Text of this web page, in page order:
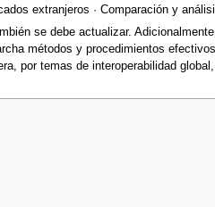
extranjeros · Comparación y
se debe actualizar.
métodos y procedimientos
por temas de interoperabilidad